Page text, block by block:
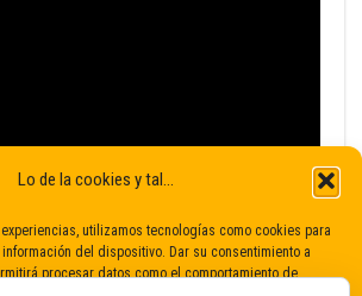
Lo de la cookies y tal...
utilizamos tecnologías como cookies para
del dispositivo. Dar su consentimiento a
procesar datos como el comportamiento de